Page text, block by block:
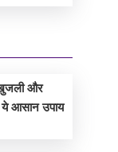
खुजली और
आसान उपाय